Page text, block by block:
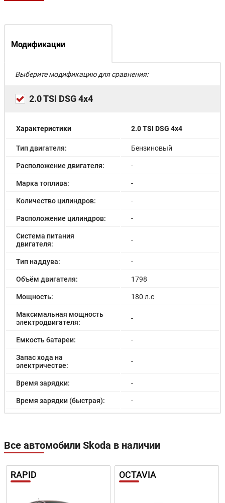
Модификации
Выберите модификацию для сравнения:
2.0 TSI DSG 4x4
Характеристики 2.0 TSI DSG 4x4
Тип двигателя: Бензиновый
Расположение двигателя: -
Марка топлива: -
Количество цилиндров: -
Расположение цилиндров: -
Система питания
двигателя:
-
Тип наддува: -
Объём двигателя: 1798
Мощность: 180 л.с
Максимальная мощность
электродвигателя:
-
Емкость батареи: -
Запас хода на
электричестве:
-
Время зарядки: -
Время зарядки (быстрая): -
Расход в городском цикле:
Расход в загородном
цикле:
5.9/100км
Расход в смешанном
Все автомобили Skoda в наличии
RAPID OCTAVIA